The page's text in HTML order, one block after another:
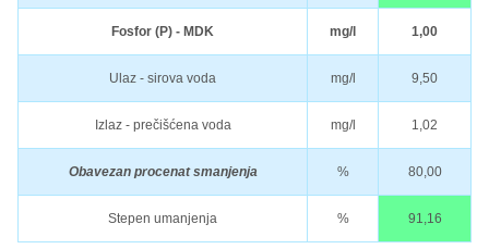
Fosfor (P) - MDK mg/l 1,00
Ulaz - sirova voda mg/l 9,50
Izlaz - prečišćena voda mg/l 1,02
Obavezan procenat smanjenja % 80,00
Stepen umanjenja % 91,16